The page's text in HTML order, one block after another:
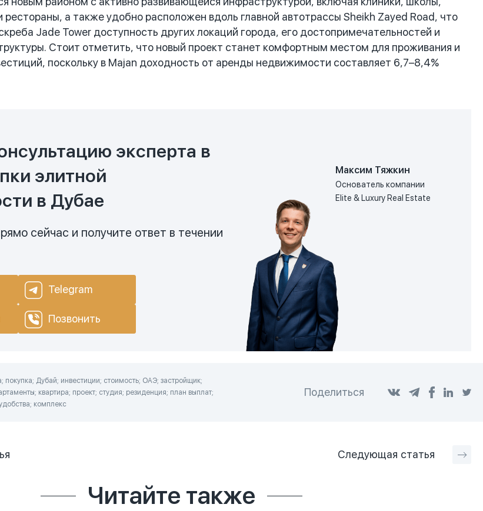
а также удобно расположен вдоль главной автотрассы Sheikh Zayed Road, что
Jade Tower доступность других локаций города, его достопримечательностей и
Стоит отметить, что новый проект станет комфортным местом для проживания и
поскольку в Majan доходность от аренды недвижимости составляет 6,7–8,4%
эксперта в
элитной
в Дубае
сейчас и получите ответ в течении
Telegram
Позвонить
Максим Тяжкин
Основатель компании
Elite & Luxury Real Estate
Дубай; инвестиции; стоимость; ОАЭ; застройщик;
квартира; проект; студия; резиденция; план выплат;
комплекс
Поделиться
Следующая статья
Читайте также